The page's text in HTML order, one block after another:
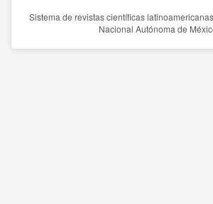
Sistema de revistas científicas
Nacional Autónoma de